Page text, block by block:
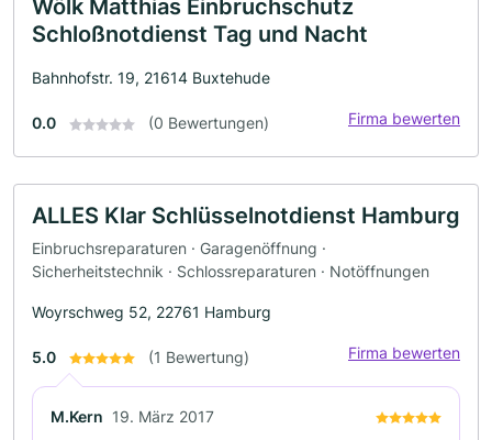
Wölk Matthias Einbruchschutz
Schloßnotdienst Tag und Nacht
Bahnhofstr. 19, 21614 Buxtehude
0.0 (0 Bewertungen) Firma bewerten
ALLES Klar Schlüsselnotdienst Hamburg
Einbruchsreparaturen · Garagenöffnung ·
Sicherheitstechnik · Schlossreparaturen · Notöffnungen
Woyrschweg 52, 22761 Hamburg
5.0 (1 Bewertung) Firma bewerten
M.Kern 19. März 2017